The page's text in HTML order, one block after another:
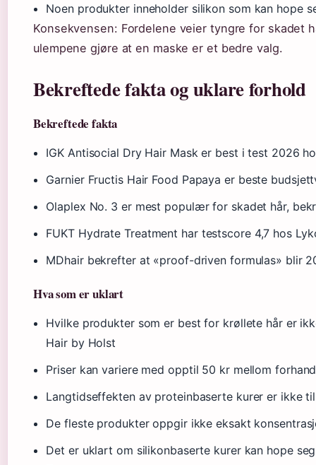
Noen produkter inneholder silikon som kan hope
Konsekvensen: Fordelene veier tyngre for skadet
ulempene gjøre at en maske er et bedre valg.
Bekreftede fakta og uklare forhold
Bekreftede fakta
IGK Antisocial Dry Hair Mask er best i test 2026
Garnier Fructis Hair Food Papaya er beste
Olaplex No. 3 er mest populær for skadet hår,
FUKT Hydrate Treatment har testscore 4,7 hos
MDhair bekrefter at «proof-driven formulas» blir
Hva som er uklart
Hvilke produkter som er best for krøllete hår er
Hair by Holst
Priser kan variere med opptil 50 kr mellom
Langtidseffekten av proteinbaserte kurer er ikke
De fleste produkter oppgir ikke eksakt
Det er uklart om silikonbaserte kurer kan hope